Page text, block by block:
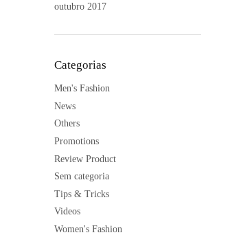
outubro 2017
Categorias
Men's Fashion
News
Others
Promotions
Review Product
Sem categoria
Tips & Tricks
Videos
Women's Fashion